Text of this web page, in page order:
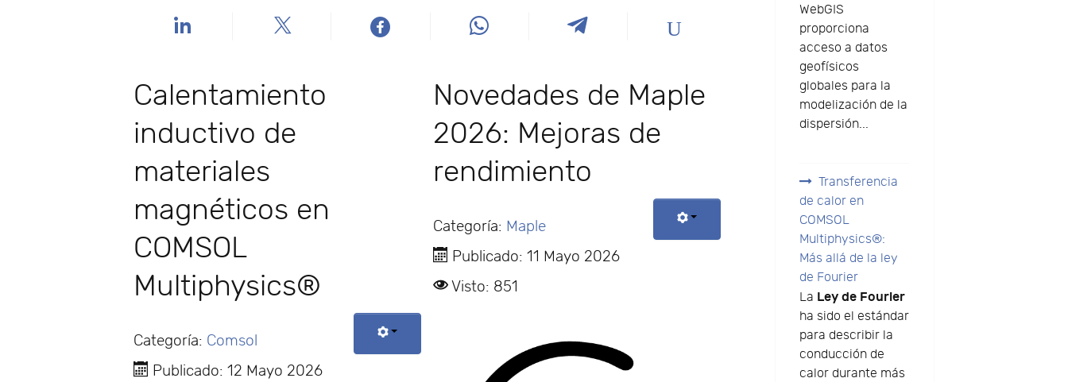
Calentamiento
inductivo de
materiales
magnéticos en
COMSOL
Multiphysics®
Categoría: Comsol
Publicado: 12 Mayo 2026
Novedades de Maple
2026: Mejoras de
rendimiento
Categoría: Maple
Publicado: 11 Mayo 2026
Visto: 851
WebGIS
proporciona
acceso a datos
geofísicos
globales para la
modelización de la
dispersión...
Transferencia
de calor en
COMSOL
Multiphysics®:
Más allá de la ley
de Fourier
La Ley de Fourier
ha sido el estándar
para describir la
conducción de
calor durante más